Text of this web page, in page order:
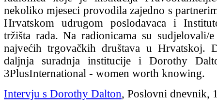
nekoliko mjeseci provodila zajedno s
Hrvatskom udrugom poslodavaca i
tržišta rada. Na radionicama su sudjelovali/e
najvećih trgovačkih društava u Hrvatskoj.
daljnja suradnja institucije i Dorothy
3PlusInternational - women worth knowing.
Intervju s Dorothy Dalton, Poslovni dnevnik,